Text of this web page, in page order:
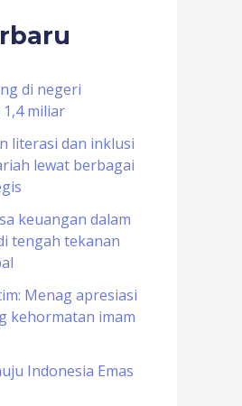
di negeri
miliar
literasi dan inklusi
lewat berbagai
keuangan dalam
tengah tekanan
Menag apresiasi
kehormatan imam
Indonesia Emas